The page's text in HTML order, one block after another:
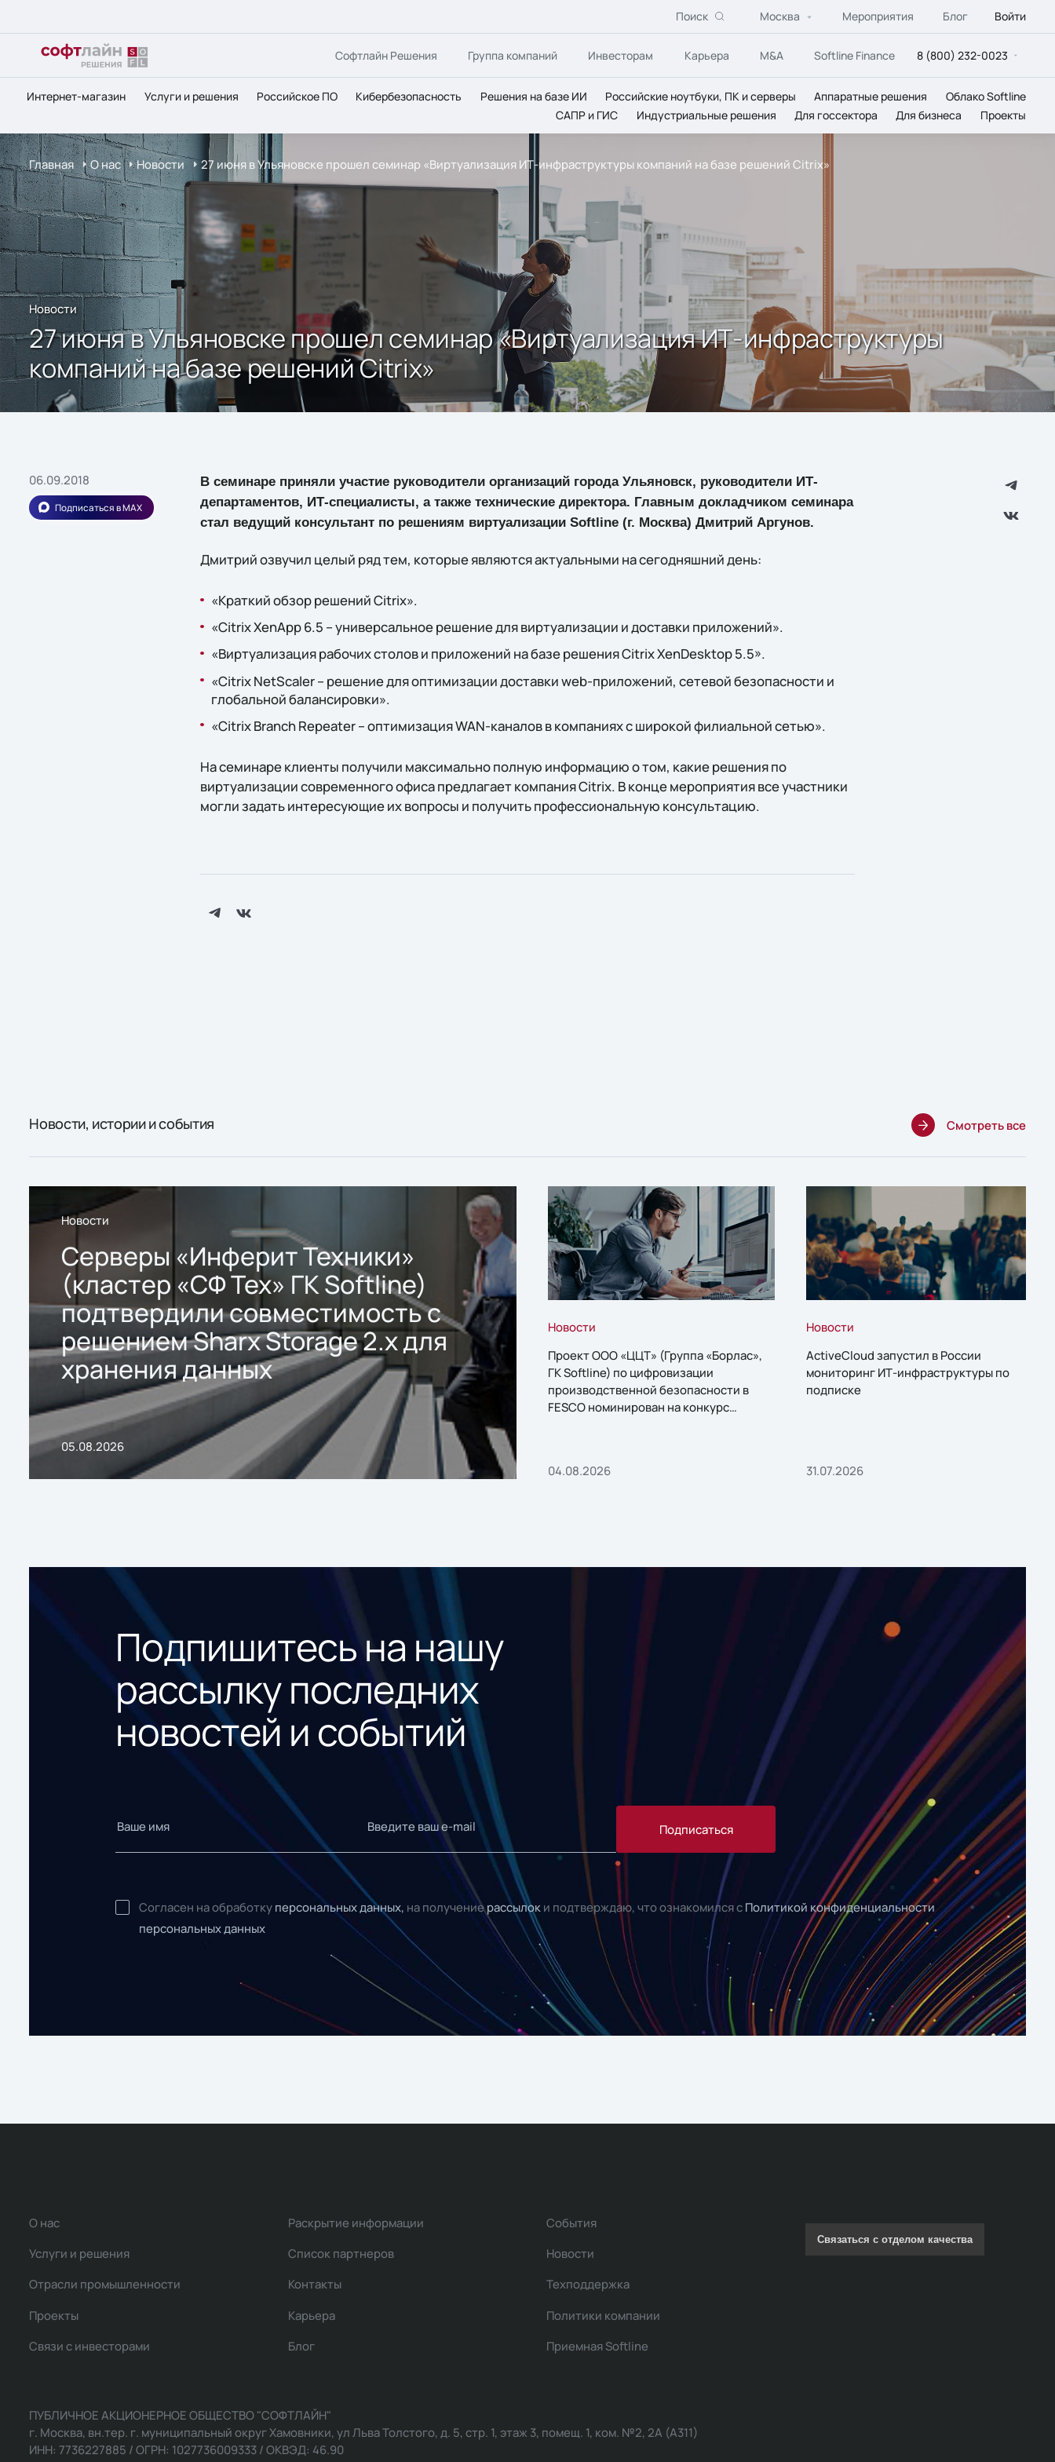
Поиск Москва Мероприятия Блог Войти
Софтлайн Решения Группа компаний Инвесторам Карьера M&A Softline Finance 8 (800) 232-0023
Интернет-магазин Услуги и решения Российское ПО Кибербезопасность Решения на базе ИИ Российские ноутбуки, ПК и серверы Аппаратные решения
Облако Softline
САПР и ГИС
Индустриальные решения Для госсектора Для бизнеса Проекты
Главная О нас Новости 27 июня в Ульяновске прошел семинар «Виртуализация ИТ-инфраструктуры компаний на базе решений Citrix»
Новости
27 июня в Ульяновске прошел семинар «Виртуализация ИТ-инфраструктуры
компаний на базе решений Citrix»
06.09.2018
Подписаться в MAX
В семинаре приняли участие руководители организаций города Ульяновск, руководители ИТ-
департаментов, ИТ-специалисты, а также технические директора. Главным докладчиком семинара
стал ведущий консультант по решениям виртуализации Softline (г. Москва) Дмитрий Аргунов.
Дмитрий озвучил целый ряд тем, которые являются актуальными на сегодняшний день:
«Краткий обзор решений Citrix».
«Citrix XenApp 6.5 – универсальное решение для виртуализации и доставки приложений».
«Виртуализация рабочих столов и приложений на базе решения Citrix XenDesktop 5.5».
«Citrix NetScaler – решение для оптимизации доставки web-приложений, сетевой безопасности и
глобальной балансировки».
«Citrix Branch Repeater – оптимизация WAN-каналов в компаниях с широкой филиальной сетью».
На семинаре клиенты получили максимально полную информацию о том, какие решения по
виртуализации современного офиса предлагает компания Citrix. В конце мероприятия все участники
могли задать интересующие их вопросы и получить профессиональную консультацию.
Новости, истории и события Смотреть все
Новости
Серверы «Инферит Техники»
(кластер «СФ Тех» ГК Softline)
подтвердили совместимость с
решением Sharx Storage 2.x для
хранения данных
05.08.2026
Новости
Проект ООО «ЦЦТ» (Группа «Борлас»,
ГК Softline) по цифровизации
производственной безопасности в
FESCO номинирован на конкурс
04.08.2026
Новости
ActiveCloud запустил в России
мониторинг ИТ-инфраструктуры по
подписке
31.07.2026
Подпишитесь на нашу
рассылку последних
новостей и событий
Подписаться
Согласен на обработку персональных данных, на получениерассылок и подтверждаю, что ознакомился с Политикой конфиденциальности
персональных данных
О нас
Услуги и решения
Отрасли промышленности
Проекты
Связи с инвесторами
Раскрытие информации
Список партнеров
Контакты
Карьера
Блог
События
Новости
Техподдержка
Политики компании
Приемная Softline
Связаться с отделом качества
ПУБЛИЧНОЕ АКЦИОНЕРНОЕ ОБЩЕСТВО "СОФТЛАЙН"
г. Москва, вн.тер. г. муниципальный округ Хамовники, ул Льва Толстого, д. 5, стр. 1, этаж 3, помещ. 1, ком. №2, 2А (А311)
ИНН: 7736227885 / ОГРН: 1027736009333 / ОКВЭД: 46.90